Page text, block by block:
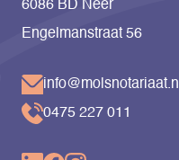
Engelmanstraat 56
info@molsnotariaat.nl
6086 BD Neer
0475 227 011